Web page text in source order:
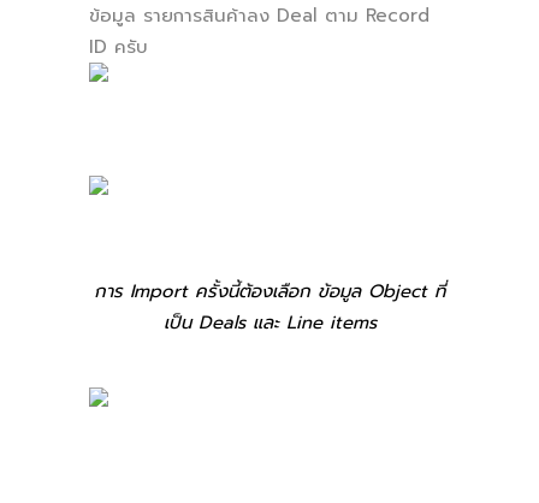
ข้อมูล รายการสินค้าลง Deal ตาม Record
ID ครับ
การ Import ครั้งนี้ต้องเลือก ข้อมูล Object ที่
เป็น Deals และ Line items